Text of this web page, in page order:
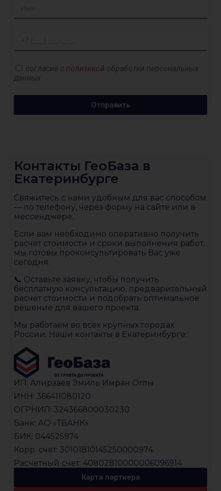
согласие с политикой обработки персональных
данных
Отправить
Контакты ГеоБаза в
Екатеринбурге
Свяжитесь с нами удобным для вас способом
— по телефону, через форму на сайте или в
мессенджере.
Если вам необходимо оперативно получить
расчет стоимости и сроки выполнения работ,
мы готовы проконсультировать Вас уже
сегодня.
📞 Оставьте заявку, чтобы получить
бесплатную консультацию, предварительный
расчет стоимости и подобрать оптимальное
решение для вашего проекта.
Мы работаем во всех крупных городах
России. Наши контакты в Екатеринбурге:
ИП: Алирзаев Эмиль Имран Оглы
ИНН: 366411080120
ОГРНИП: 324366800030230
Банк: АО «ТБАНК»
БИК: 044525974
Корр. счет: 30101810145250000974
Расчетный счет: 40802810000006096914
Карта партнера